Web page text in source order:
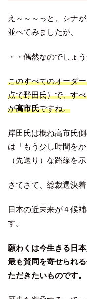
え～～～っと、シナ
並べてみましたが、
・・偶然なのでしょう
このすべてのオーダ
点で野田氏）で、す
が高市氏ですね。
岸田氏は概ね高市氏
は「もう少し時間を
（先送り）な路線を
さてさて、総裁選決着
日本の近未来が４候
す。
願わくは今生きる日
最も賛同を寄せられ
ただきたいものです。